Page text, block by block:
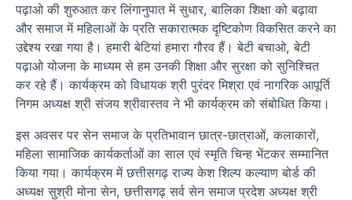
पढ़ाओ की शुरुआत कर लिंगानुपात में सुधार, बालिका शिक्षा को बढ़ावा
और समाज में महिलाओं के प्रति सकारात्मक दृष्टिकोण विकसित करने का
उद्देश्य रखा गया है। हमारी बेटियां हमारा गौरव हैं। बेटी बचाओ, बेटी
पढ़ाओ योजना के माध्यम से हम उनकी शिक्षा और सुरक्षा को सुनिश्चित
कर रहे हैं। कार्यक्रम को विधायक श्री पुरंदर मिश्रा एवं नागरिक आपूर्ति
निगम अध्यक्ष श्री संजय श्रीवास्तव ने भी कार्यक्रम को संबोधित किया।
इस अवसर पर सेन समाज के प्रतिभावान छात्र-छात्राओं, कलाकारों,
महिला सामाजिक कार्यकर्ताओं का साल एवं स्मृति चिन्ह भेंटकर सम्मानित
किया गया। कार्यक्रम में छत्तीसगढ़ राज्य केश शिल्प कल्याण बोर्ड की
अध्यक्ष सुश्री मोना सेन, छत्तीसगढ़ सर्व सेन समाज प्रदेश अध्यक्ष श्री